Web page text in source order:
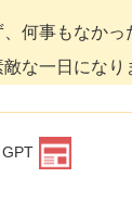
何事もなかっ
な一日になり